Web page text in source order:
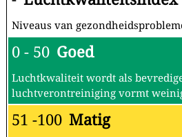
Niveaus van
0 - 50 Goed
Luchtkwaliteit wordt als
luchtverontreiniging vormt
51 -100 Matig